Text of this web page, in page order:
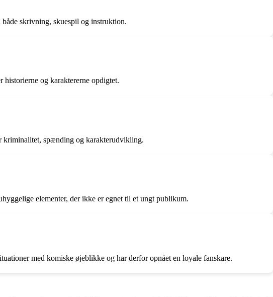
skrivning, skuespil og instruktion.
og karaktererne opdigtet.
kriminalitet, spænding og karakterudvikling.
elementer, der ikke er egnet til et ungt publikum.
med komiske øjeblikke og har derfor opnået en loyale fanskare.